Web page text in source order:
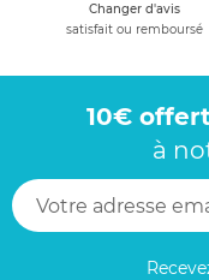
Changer d'avis
satisfait ou remboursé
10€
à